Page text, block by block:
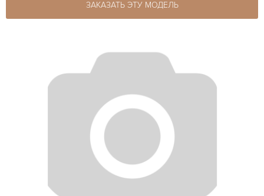
ЗАКАЗАТЬ ЭТУ МОДЕЛЬ